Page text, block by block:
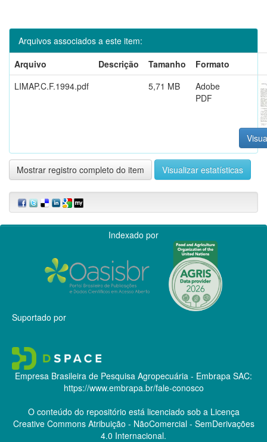
Arquivos associados a este item:
Arquivo
Descrição Tamanho
Formato
LIMAP.C.F.1994.pdf
5,71 MB
Adobe
PDF
Mostrar registro completo do item Visualizar estatísticas
Indexado por
Suportado por
Empresa Brasileira de Pesquisa Agropecuária - Embrapa SAC:
https://www.embrapa.br/fale-conosco
O conteúdo do repositório está licenciado sob a Licença
Creative CommonsAtribuição - NãoComercial - SemDerivações
4.0 Internacional.